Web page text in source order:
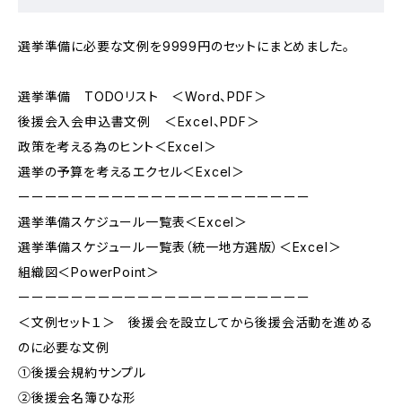
選挙準備に必要な文例を9999円のセットにまとめました。
選挙準備 TODOリスト ＜Word、PDF＞
後援会入会申込書文例 ＜Excel、PDF＞
政策を考える為のヒント＜Excel＞
選挙の予算を考えるエクセル＜Excel＞
ーーーーーーーーーーーーーーーーーーーーーー
選挙準備スケジュール一覧表＜Excel＞
選挙準備スケジュール一覧表（統一地方選版）＜Excel＞
組織図＜PowerPoint＞
ーーーーーーーーーーーーーーーーーーーーーー
＜文例セット１＞ 後援会を設立してから後援会活動を進める
のに必要な文例
①後援会規約サンプル
②後援会名簿ひな形